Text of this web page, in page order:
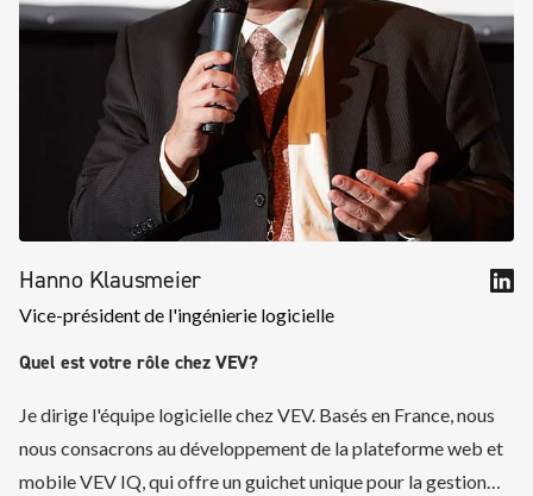
Hanno Klausmeier
Vice-président de l'ingénierie logicielle
Quel est votre rôle chez VEV?
Je dirige l'équipe logicielle chez VEV. Basés en France, nous
nous consacrons au développement de la plateforme web et
mobile VEV IQ, qui offre un guichet unique pour la gestion